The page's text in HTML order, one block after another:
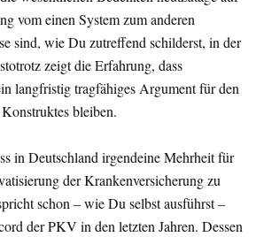
vom einen System zum anderen
sind, wie Du zutreffend schilderst, in der
zeigt die Erfahrung, dass
langfristig tragfähiges Argument für den
bleiben.
in Deutschland irgendeine Mehrheit für
der Krankenversicherung zu
schon – wie Du selbst ausführst –
der PKV in den letzten Jahren. Dessen